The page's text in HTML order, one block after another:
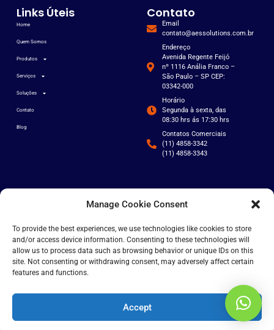
Manage Cookie Consent
To provide the best experiences, we use technologies like cookies to store
and/or access device information. Consenting to these technologies will
allow us to process data such as browsing behavior or unique IDs on this
site. Not consenting or withdrawing consent, may adversely affect certain
features and functions.
Accept
Soluções para a automação do seu negócio.
Nos siga nas redes sociais!
Links Úteis
Home
Quem Somos
Produtos
Serviços
Soluções
Contato
Blog
Contato
Email
contato@aessolutions.com.br
Endereço
Avenida Regente Feijó
nº 1116 Anália Franco –
São Paulo – SP CEP:
03342-000
Horário
Segunda à sexta, das
08:30 hrs ás 17:30 hrs
Contatos Comerciais
(11) 4858-3342
(11) 4858-3343